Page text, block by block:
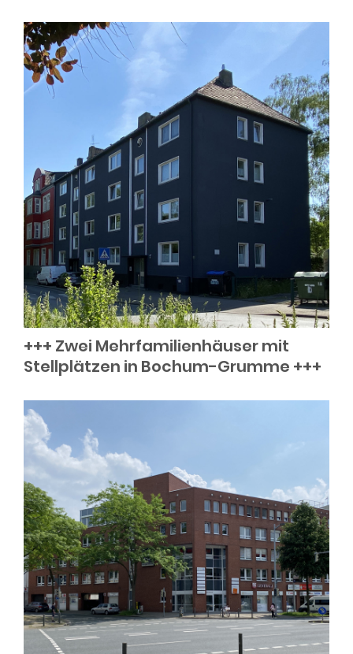
+++ Zwei Mehrfamilienhäuser mit
Stellplätzen in Bochum-Grumme +++